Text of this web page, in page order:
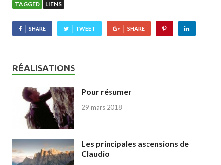
TAGGED LIENS
SHARE TWEET SHARE
RÉALISATIONS
Pour résumer
29 mars 2018
Les principales ascensions de
Claudio